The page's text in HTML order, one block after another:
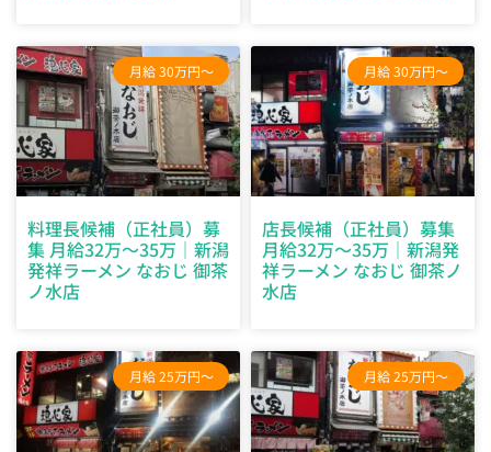
月給 30万円～
料理長候補（正社員）募
集 月給32万～35万｜新潟
発祥ラーメン なおじ 御茶
ノ水店
月給 30万円～
店長候補（正社員）募集
月給32万～35万｜新潟発
祥ラーメン なおじ 御茶ノ
水店
月給 25万円～ 月給 25万円～